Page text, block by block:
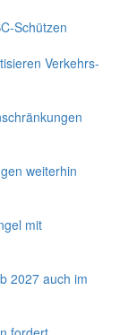
Schüt­zen
Verkehrs-
weiterhin
mit
2027 auch im